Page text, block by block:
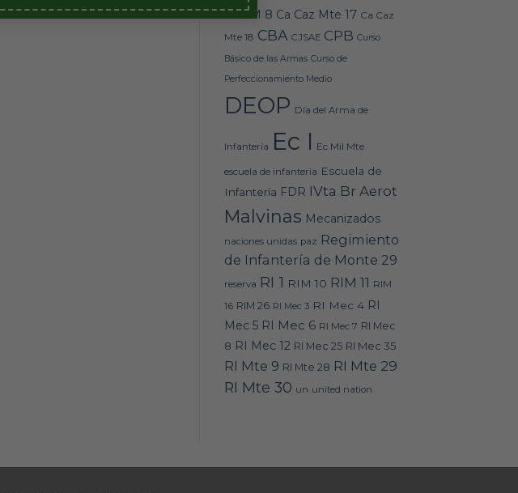
Caz M 8 Ca Caz Mte 17 Ca Caz
Mte 18 CBA CJSAE CPB Curso
Básico de las Armas Curso de
Perfeccionamiento Medio
DEOP Día del Arma de
Infantería Ec I Ec Mil Mte
escuela de infanteria Escuela de
Infantería FDR IVta Br Aerot
Malvinas Mecanizados
naciones unidas paz Regimiento
de Infantería de Monte 29
reserva RI 1 RIM 10 RIM 11 RIM
16 RIM 26 RI Mec 3 RI Mec 4 RI
Mec 5 RI Mec 6 RI Mec 7 RI Mec
8 RI Mec 12 RI Mec 25 RI Mec 35
RI Mte 9 RI Mte 28 RI Mte 29
RI Mte 30 un united nation